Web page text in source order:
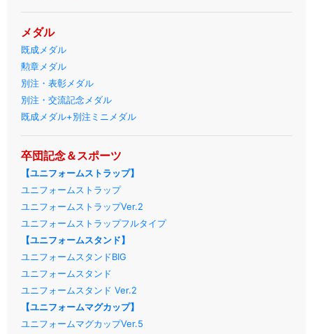
メダル
既成メダル
勲章メダル
別注・表彰メダル
別注・交流記念メダル
既成メダル+別注ミニメダル
卒団記念＆スポーツ
【ユニフォームストラップ】
ユニフォームストラップ
ユニフォームストラップVer.2
ユニフォームストラップフルタイプ
【ユニフォームスタンド】
ユニフォームスタンドBIG
ユニフォームスタンド
ユニフォームスタンド Ver.2
【ユニフォームマグカップ】
ユニフォームマグカップVer.5